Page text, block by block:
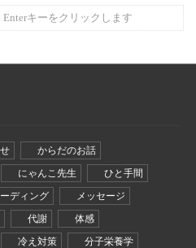
からだのお話
にゃんこ先生
ひと手間
ディング
メッセージ
代謝
体感
冷え対策
分子栄養学